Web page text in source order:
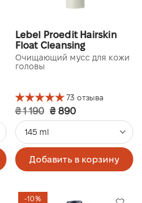
Lebel Proedit Hairskin
Float Cleansing
Очищающий мусс для кожи
головы
73 отзыва
₴ 1 190 ₴ 890
145 ml
Добавить в корзину
-10%